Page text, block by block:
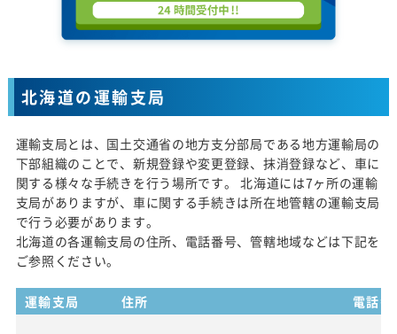
北海道の運輸支局
運輸支局とは、国土交通省の地方支分部局である地方運輸局の
下部組織のことで、新規登録や変更登録、抹消登録など、車に
関する様々な手続きを行う場所です。 北海道には7ヶ所の運輸
支局がありますが、車に関する手続きは所在地管轄の運輸支局
で行う必要があります。
北海道の各運輸支局の住所、電話番号、管轄地域などは下記を
ご参照ください。
運輸支局 住所 電話